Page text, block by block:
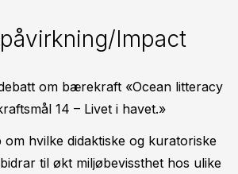
Impact
om bærekraft «Ocean litteracy
14 – Livet i havet.»
hvilke didaktiske og kuratoriske
til økt miljøbevissthet hos ulike